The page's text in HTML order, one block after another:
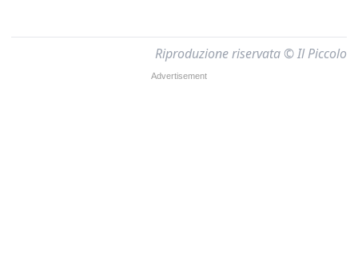
Riproduzione riservata © Il Piccolo